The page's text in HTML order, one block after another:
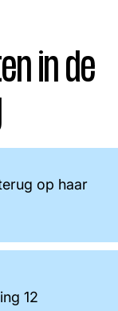
in de
op haar
12